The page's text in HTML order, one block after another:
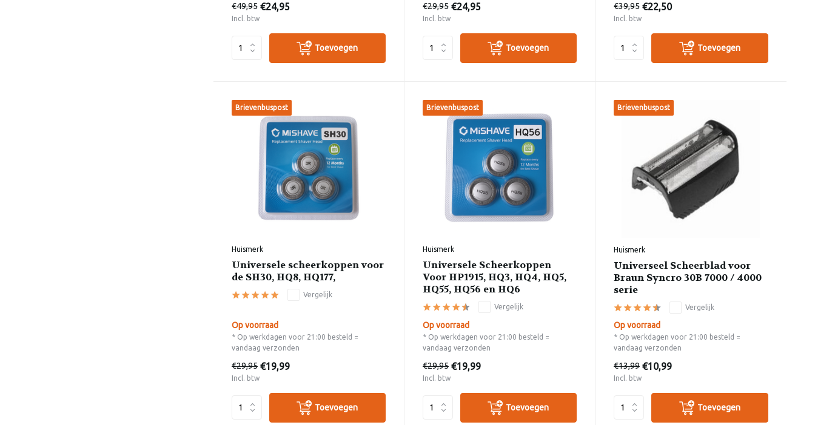
€49,95 €24,95
Incl. btw
Toevoegen
€29,95 €24,95
Incl. btw
Toevoegen
€39,95 €22,50
Incl. btw
Toevoegen
Brievenbuspost
Huismerk
Universele scheerkoppen voor
de SH30, HQ8, HQ177,
Vergelijk
Op voorraad
* Op werkdagen voor 21:00 besteld =
vandaag verzonden
€29,95 €19,99
Incl. btw
Toevoegen
Brievenbuspost
Huismerk
Universele Scheerkoppen
Voor HP1915, HQ3, HQ4, HQ5,
HQ55, HQ56 en HQ6
Vergelijk
Op voorraad
* Op werkdagen voor 21:00 besteld =
vandaag verzonden
€29,95 €19,99
Incl. btw
Toevoegen
Brievenbuspost
Huismerk
Universeel Scheerblad voor
Braun Syncro 30B 7000 / 4000
serie
Vergelijk
Op voorraad
* Op werkdagen voor 21:00 besteld =
vandaag verzonden
€13,99 €10,99
Incl. btw
Toevoegen